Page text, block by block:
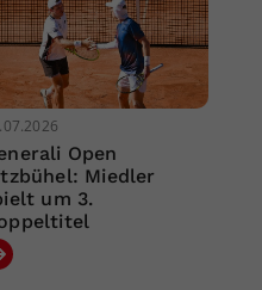
Open
Miedler
um 3.